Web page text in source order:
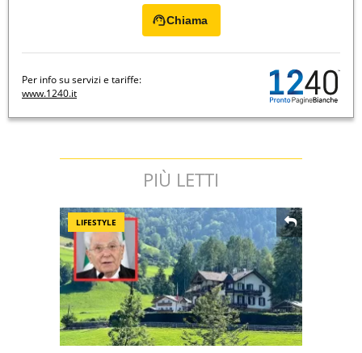
Chiama
Per info su servizi e tariffe:
www.1240.it
PIÙ LETTI
LIFESTYLE